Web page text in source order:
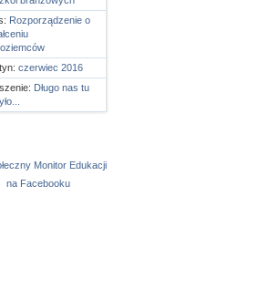
Rozporządzenie o
czerwiec 2016
Długo nas tu